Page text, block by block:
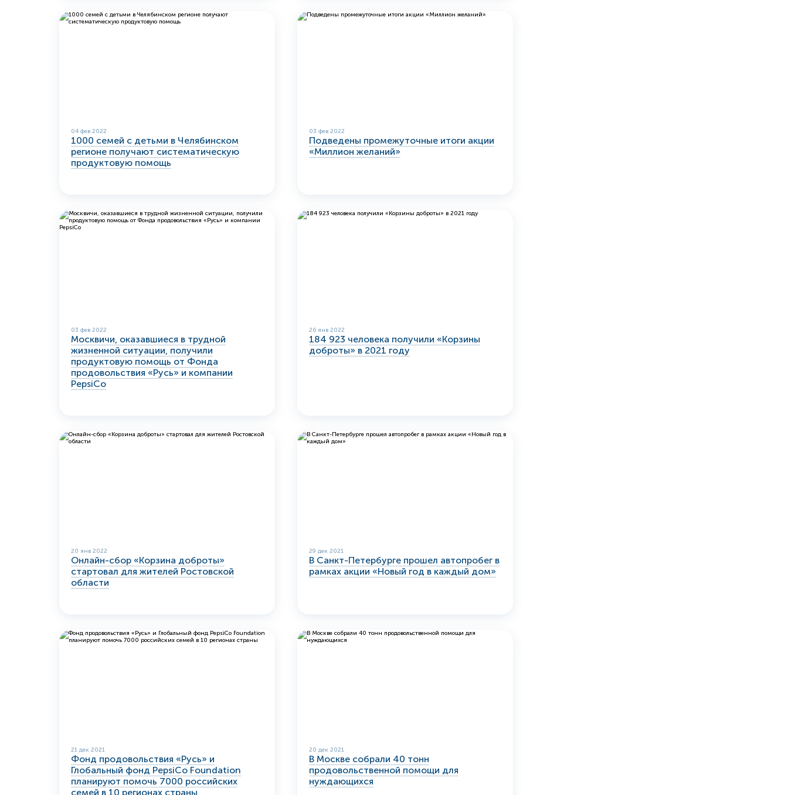
04 фев 2022
1000 семей с детьми в Челябинском
регионе получают систематическую
продуктовую помощь
03 фев 2022
Подведены промежуточные итоги акции
«Миллион желаний»
03 фев 2022
Москвичи, оказавшиеся в трудной
жизненной ситуации, получили
продуктовую помощь от Фонда
продовольствия «Русь» и компании
PepsiCo
26 янв 2022
184 923 человека получили «Корзины
доброты» в 2021 году
20 янв 2022
Онлайн-сбор «Корзина доброты»
стартовал для жителей Ростовской
области
29 дек 2021
В Санкт-Петербурге прошел автопробег в
рамках акции «Новый год в каждый дом»
21 дек 2021
Фонд продовольствия «Русь» и
Глобальный фонд PepsiСo Foundation
планируют помочь 7000 российских
семей в 10 регионах страны
20 дек 2021
В Москве собрали 40 тонн
продовольственной помощи для
нуждающихся